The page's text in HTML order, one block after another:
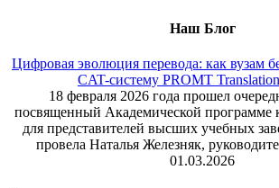
Наш Блог
Цифровая эволюция перевода: как вузам
CAT-систему PROMT
18 февраля 2026 года прошел
посвященный Академической программе
для представителей высших учебных
провела Наталья Железняк,
01.03.2026